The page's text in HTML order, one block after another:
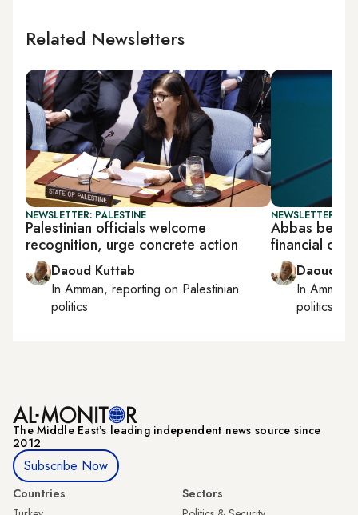
Related Newsletters
NEWSLETTER: PALESTINE
Palestinian officials welcome
recognition, urge concrete action
Daoud Kuttab
In Amman, reporting on Palestinian
politics
NEWSLETTER:
Abbas bets
financial
Daoud
InAmman
politics
The Middle Eastʼs leading independent news source since
2012
Subscribe Now
Countries
Sectors